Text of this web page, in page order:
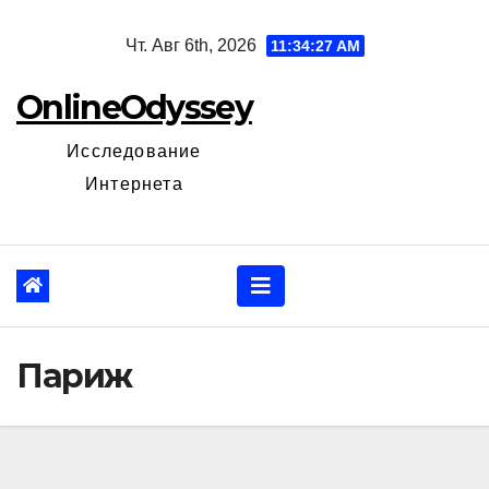
Чт. Авг 6th, 2026 11:34:28 AM
OnlineOdyssey
Исследование
Интернета
Париж